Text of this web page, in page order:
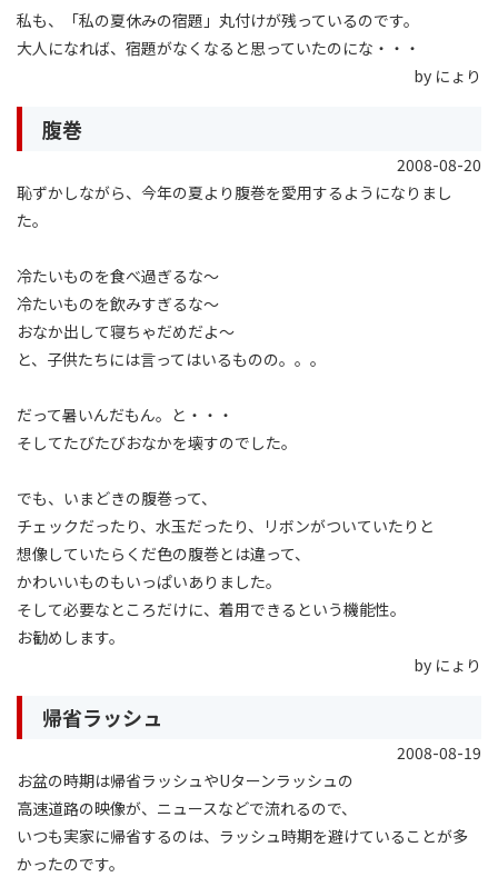
私も、「私の夏休みの宿題」丸付けが残っているのです。
大人になれば、宿題がなくなると思っていたのにな・・・
by にょり
腹巻
2008-08-20
恥ずかしながら、今年の夏より腹巻を愛用するようになりまし
た。
冷たいものを食べ過ぎるな〜
冷たいものを飲みすぎるな〜
おなか出して寝ちゃだめだよ〜
と、子供たちには言ってはいるものの。。。
だって暑いんだもん。と・・・
そしてたびたびおなかを壊すのでした。
でも、いまどきの腹巻って、
チェックだったり、水玉だったり、リボンがついていたりと
想像していたらくだ色の腹巻とは違って、
かわいいものもいっぱいありました。
そして必要なところだけに、着用できるという機能性。
お勧めします。
by にょり
帰省ラッシュ
2008-08-19
お盆の時期は帰省ラッシュやUターンラッシュの
高速道路の映像が、ニュースなどで流れるので、
いつも実家に帰省するのは、ラッシュ時期を避けていることが多
かったのです。